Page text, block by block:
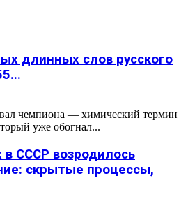
длинных слов русского
чемпиона — химический термин
уже обогнал...
в СССР возродилось
скрытые процессы,